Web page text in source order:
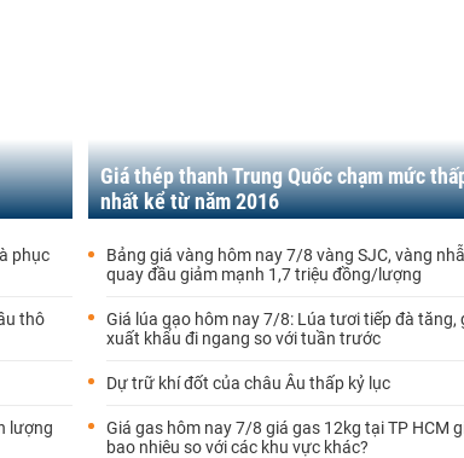
phục
thô
lượng
Giá thép thanh Trung Quốc chạm mức
nhất kể từ năm 2016
Bảng giá vàng hôm nay 7/8 vàng SJC, vàng
quay đầu giảm mạnh 1,7 triệu đồng/lượng
Giá lúa gạo hôm nay 7/8: Lúa tươi tiếp đà tăng,
xuất khẩu đi ngang so với tuần trước
Dự trữ khí đốt của châu Âu thấp kỷ lục
Giá gas hôm nay 7/8 giá gas 12kg tại TP HCM
bao nhiêu so với các khu vực khác?